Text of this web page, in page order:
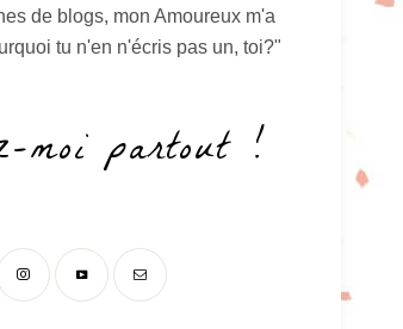
de blogs, mon Amoureux m'a
tu n'en n'écris pas un, toi?"
moi partout !